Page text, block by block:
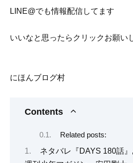
LINE@でも情報配信してます
いいなと思ったらクリックお願い
にほんブログ村
Contents
Related posts:
ネタバレ『DAYS 180話